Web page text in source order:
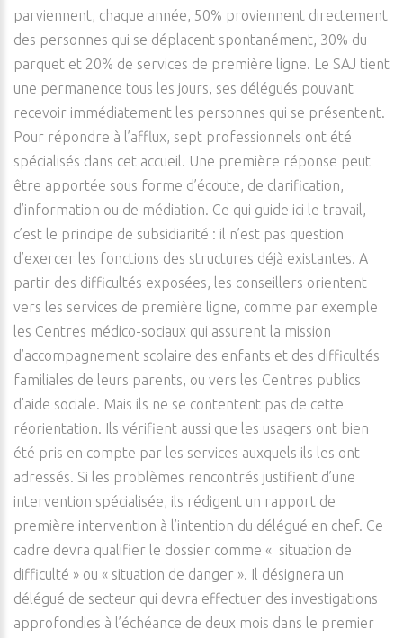
parviennent, chaque année, 50% proviennent directement
des personnes qui se déplacent spontanément, 30% du
parquet et 20% de services de première ligne. Le SAJ tient
une permanence tous les jours, ses délégués pouvant
recevoir immédiatement les personnes qui se présentent.
Pour répondre à l’afflux, sept professionnels ont été
spécialisés dans cet accueil. Une première réponse peut
être apportée sous forme d’écoute, de clarification,
d’information ou de médiation. Ce qui guide ici le travail,
c’est le principe de subsidiarité : il n’est pas question
d’exercer les fonctions des structures déjà existantes. A
partir des difficultés exposées, les conseillers orientent
vers les services de première ligne, comme par exemple
les Centres médico-sociaux qui assurent la mission
d’accompagnement scolaire des enfants et des difficultés
familiales de leurs parents, ou vers les Centres publics
d’aide sociale. Mais ils ne se contentent pas de cette
réorientation. Ils vérifient aussi que les usagers ont bien
été pris en compte par les services auxquels ils les ont
adressés. Si les problèmes rencontrés justifient d’une
intervention spécialisée, ils rédigent un rapport de
première intervention à l’intention du délégué en chef. Ce
cadre devra qualifier le dossier comme « situation de
difficulté » ou « situation de danger ». Il désignera un
délégué de secteur qui devra effectuer des investigations
approfondies à l’échéance de deux mois dans le premier